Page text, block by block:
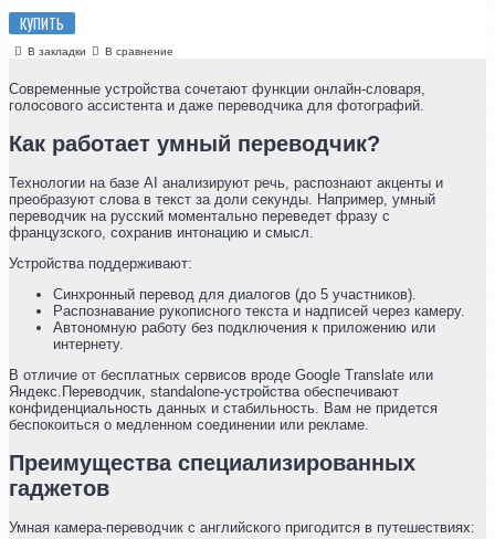
КУПИТЬ
В закладки В сравнение
Современные устройства сочетают функции онлайн-словаря,
голосового ассистента и даже переводчика для фотографий.
Как работает умный переводчик?
Технологии на базе AI анализируют речь, распознают акценты и
преобразуют слова в текст за доли секунды. Например, умный
переводчик на русский моментально переведет фразу с
французского, сохранив интонацию и смысл.
Устройства поддерживают:
Синхронный перевод для диалогов (до 5 участников).
Распознавание рукописного текста и надписей через камеру.
Автономную работу без подключения к приложению или
интернету.
В отличие от бесплатных сервисов вроде Google Translate или
Яндекс.Переводчик, standalone-устройства обеспечивают
конфиденциальность данных и стабильность. Вам не придется
беспокоиться о медленном соединении или рекламе.
Преимущества специализированных
гаджетов
Умная камера-переводчик с английского пригодится в путешествиях: